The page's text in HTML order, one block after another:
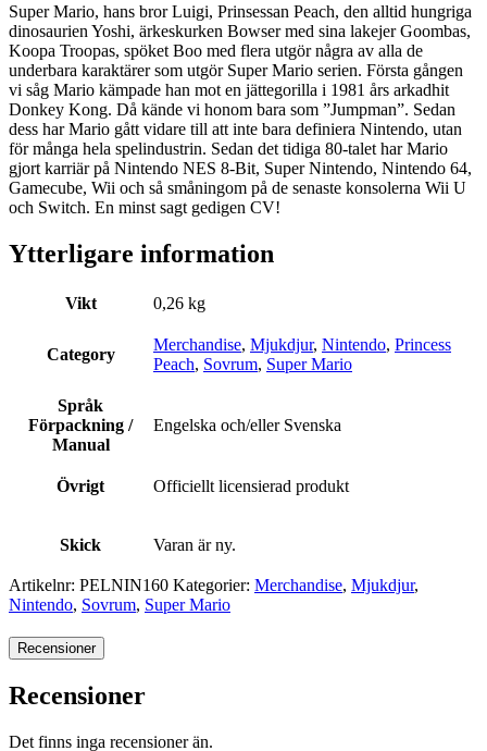
Super Mario, hans bror Luigi, Prinsessan Peach, den alltid hungriga
dinosaurien Yoshi, ärkeskurken Bowser med sina lakejer Goombas,
Koopa Troopas, spöket Boo med flera utgör några av alla de
underbara karaktärer som utgör Super Mario serien. Första gången
vi såg Mario kämpade han mot en jättegorilla i 1981 års arkadhit
Donkey Kong. Då kände vi honom bara som ”Jumpman”. Sedan
dess har Mario gått vidare till att inte bara definiera Nintendo, utan
för många hela spelindustrin. Sedan det tidiga 80-talet har Mario
gjort karriär på Nintendo NES 8-Bit, Super Nintendo, Nintendo 64,
Gamecube, Wii och så småningom på de senaste konsolerna Wii U
och Switch. En minst sagt gedigen CV!
Ytterligare information
Vikt 0,26 kg
Category
Merchandise, Mjukdjur, Nintendo, Princess
Peach, Sovrum, Super Mario
Språk
Förpackning /
Manual
Engelska och/eller Svenska
Övrigt Officiellt licensierad produkt
Skick Varan är ny.
Artikelnr: PELNIN160 Kategorier: Merchandise, Mjukdjur,
Nintendo, Sovrum, Super Mario
Recensioner
Recensioner
Det finns inga recensioner än.